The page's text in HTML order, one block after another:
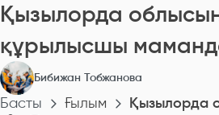
Қызылорда
құрылысшы
Бибижан Тобжанова
Басты Ғылым Қызылорда